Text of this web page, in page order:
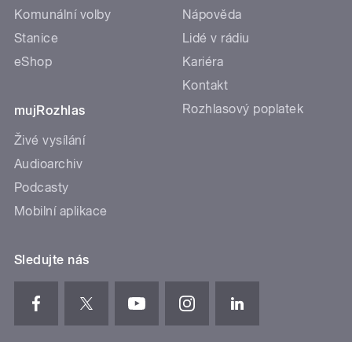
Komunální volby
Stanice
eShop
mujRozhlas
Živé vysílání
Audioarchiv
Podcasty
Mobilní aplikace
Nápověda
Lidé v rádiu
Kariéra
Kontakt
Rozhlasový poplatek
Sledujte nás